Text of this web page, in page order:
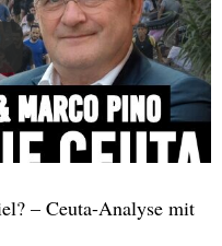
– Ceuta-Analyse mit